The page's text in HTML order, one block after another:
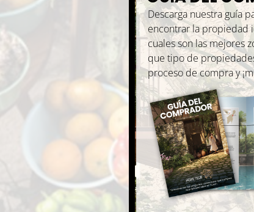
Descarga nuestra guía
encontrar la propiedad
cuales son las mejores
que tipo de
proceso de compra y